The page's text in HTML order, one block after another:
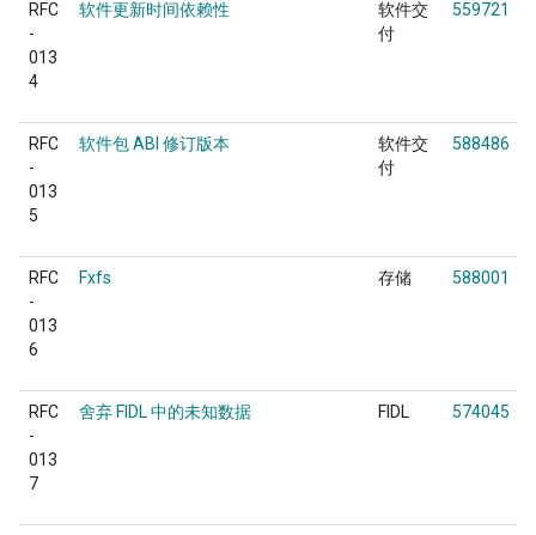
RFC
-
013
4
软件更新时间依赖性
软件交
付
559721
RFC
-
013
5
软件包 ABI 修订版本
软件交
付
588486
RFC
-
013
6
Fxfs 存储 588001
RFC
-
013
7
舍弃 FIDL 中的未知数据 FIDL 574045